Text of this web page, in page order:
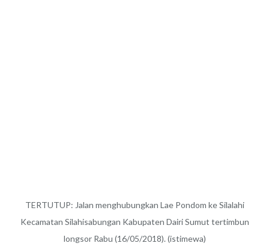
TERTUTUP: Jalan menghubungkan Lae Pondom ke Silalahi
Kecamatan Silahisabungan Kabupaten Dairi Sumut tertimbun
longsor Rabu (16/05/2018). (istimewa)